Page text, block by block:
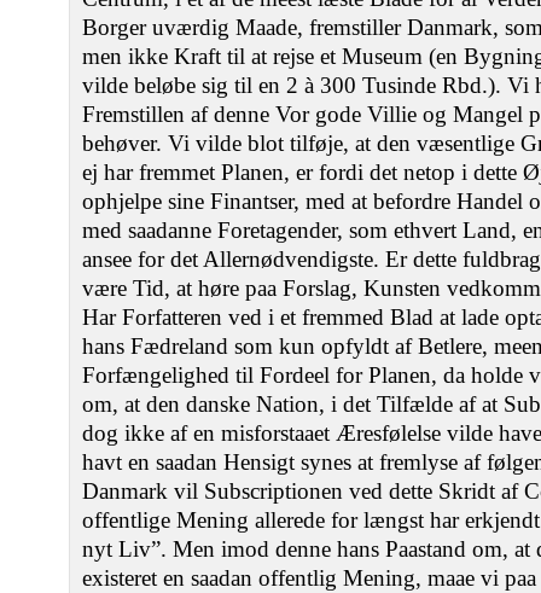
Borger uværdig Maade, fremstiller Danmark,
men ikke Kraft til at rejse et Museum (en
vilde beløbe sig til en 2 à 300 Tusinde Rbd.). Vi
Fremstillen af denne Vor gode Villie og Mangel
behøver. Vi vilde blot tilføje, at den væsentlige
ej har fremmet Planen, er fordi det netop i dette
ophjelpe sine Finantser, med at befordre Handel
med saadanne Foretagender, som ethvert Land,
ansee for det Allernødvendigste. Er dette
være Tid, at høre paa Forslag, Kunsten
Har Forfatteren ved i et fremmed Blad at lade
hans Fædreland som kun opfyldt af Betlere,
Forfængelighed til Fordeel for Planen, da holde
om, at den danske Nation, i det Tilfælde af at
dog ikke af en misforstaaet Æresfølelse vilde
havt en saadan Hensigt synes at fremlyse af
Danmark vil Subscriptionen ved dette Skridt af
offentlige Mening allerede for længst har
nyt Liv”. Men imod denne hans Paastand om,
existeret en saadan offentlig Mening, maae vi